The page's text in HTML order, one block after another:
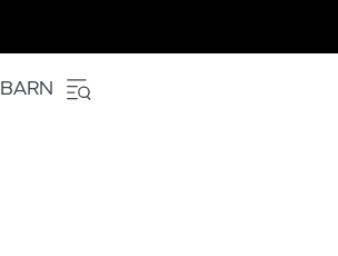
BARN